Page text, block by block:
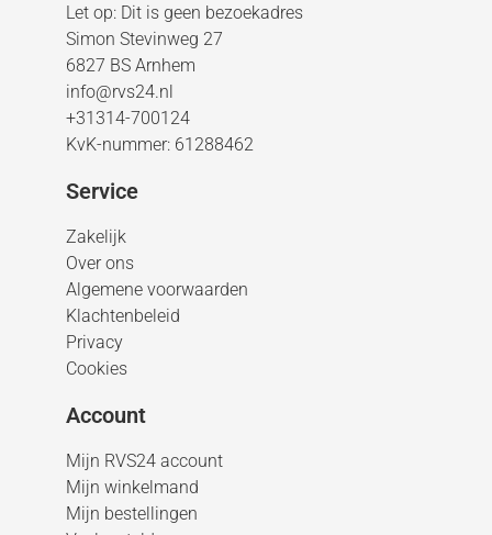
Let op: Dit is geen bezoekadres
Simon Stevinweg 27
6827 BS Arnhem
info@rvs24.nl
+31314-700124
KvK-nummer: 61288462
Service
Zakelijk
Over ons
Algemene voorwaarden
Klachtenbeleid
Privacy
Cookies
Account
Mijn RVS24 account
Mijn winkelmand
Mijn bestellingen